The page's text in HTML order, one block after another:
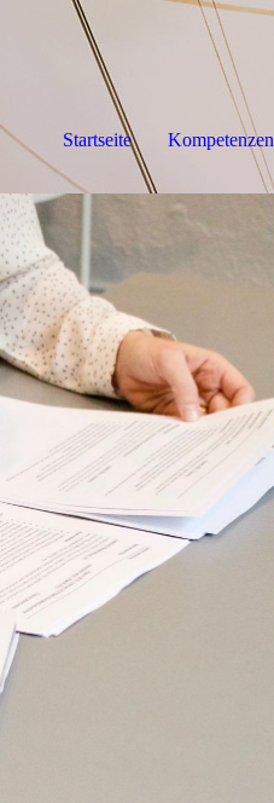
Startseite Kompetenzen